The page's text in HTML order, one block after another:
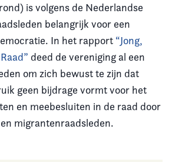
is volgens de Nederlandse
belangrijk voor een
In het rapport “Jong,
deed de vereniging al een
om zich bewust te zijn dat
geen bijdrage vormt voor het
en meebesluiten in de raad door
migrantenraadsleden.